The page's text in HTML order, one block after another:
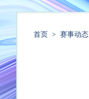
首页 > 赛事动态